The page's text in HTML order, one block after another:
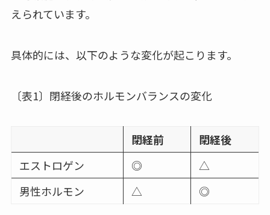
えられています。
具体的には、以下のような変化が起こります。
〔表1〕閉経後のホルモンバランスの変化
閉経前
閉経後
エストロゲン
◎
△
男性ホルモン
△ ◎